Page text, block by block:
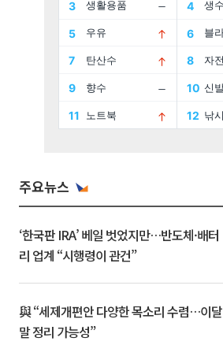
주요뉴스
‘한국판 IRA’ 베일 벗었지만…반도체·배터
리 업계 “시행령이 관건”
與 “세제개편안 다양한 목소리 수렴…이달
말 정리 가능성”